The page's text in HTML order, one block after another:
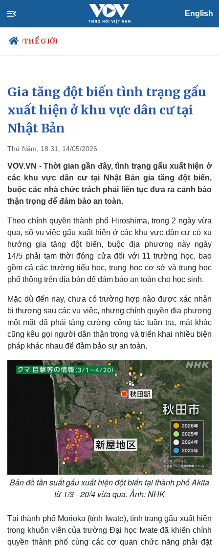
English
/THẾ GIỚI
Chính trị
Đảng
Tổ chức nhân sự
Quốc hội
Nhận diện sự thật
Xã hội
Tin 24h
Dự báo thời tiết
Gia tăng đột biến tình trạng gấu
xuất hiện ở khu vực dân cư tại
Nhật Bản
Thứ Năm, 18:31, 14/05/2026
VOV.VN - Thời gian gần đây, tình trạng gấu xuất hiện ở
các khu vực dân cư tại Nhật Bản gia tăng đột biến,
buộc các nhà chức trách phải liên tục đưa ra cảnh báo
thận trọng để đảm bảo an toàn.
Theo chính quyền thành phố Hiroshima, trong 2 ngày vừa
qua, số vụ việc gấu xuất hiện ở các khu vực dân cư có xu
hướng gia tăng đột biến, buộc địa phương này ngày
14/5 phải tạm thời đóng cửa đối với 11 trường học, bao
gồm cả các trường tiểu học, trung học cơ sở và trung học
phổ thông trên địa bàn để đảm bảo an toàn cho học sinh.
Mặc dù đến nay, chưa có trường hợp nào được xác nhận
bị thương sau các vụ việc, nhưng chính quyền địa phương
một mặt đã phải tăng cường công tác tuần tra, mặt khác
cũng kêu gọi người dân thận trọng và triển khai nhiều biện
pháp khác nhau để đảm bảo sự an toàn.
Bản đồ tần suất gấu xuất hiện đột biến tại thành phố Akita
từ 1/3 - 20/4 vừa qua. Ảnh: NHK
Tại thành phố Morioka (tỉnh Iwate), tình trạng gấu xuất hiện
trong khuôn viên của trường Đại học Iwate đã khiến chính
quyền thành phố cùng các cơ quan chức năng phải đặt